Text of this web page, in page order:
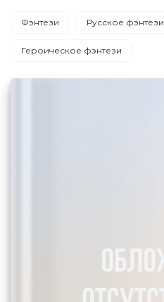
Фэнтези Русское фэнтези
Героическое фэнтези